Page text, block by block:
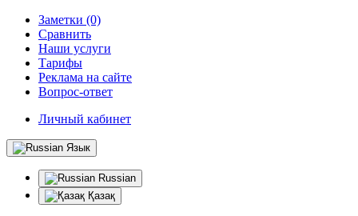
Заметки (0)
Сравнить
Наши услуги
Тарифы
Реклама на сайте
Вопрос-ответ
Личный кабинет
Язык
Russian
Қазақ